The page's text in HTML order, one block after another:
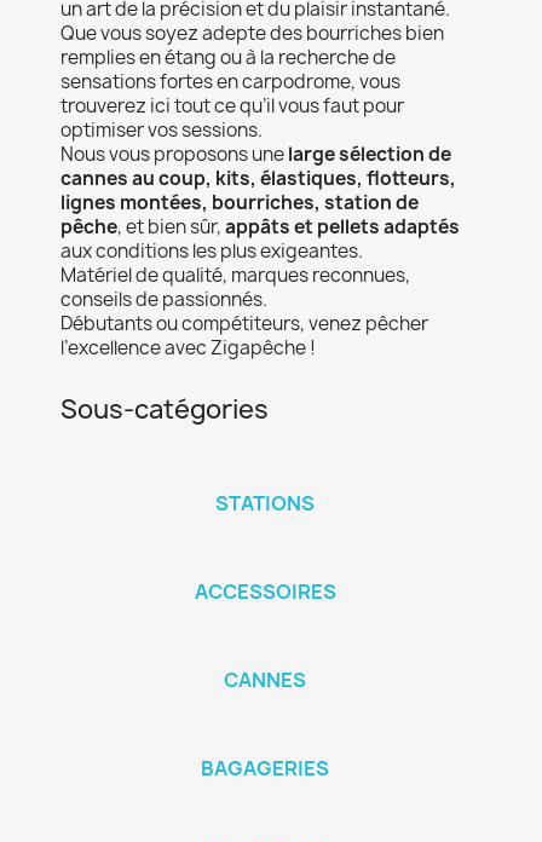
un art de la précision et du plaisir instantané.
Que vous soyez adepte des bourriches bien
remplies en étang ou à la recherche de
sensations fortes en carpodrome, vous
trouverez ici tout ce qu’il vous faut pour
optimiser vos sessions.
Nous vous proposons unelarge sélection de
cannes au coup, kits, élastiques, flotteurs,
lignes montées, bourriches, station de
pêche, et bien sûr,appâts et pellets adaptés
aux conditions les plus exigeantes.
Matériel de qualité, marques reconnues,
conseils de passionnés.
Débutants ou compétiteurs, venez pêcher
l’excellence avec Zigapêche !
Sous-catégories
STATIONS
ACCESSOIRES
CANNES
BAGAGERIES